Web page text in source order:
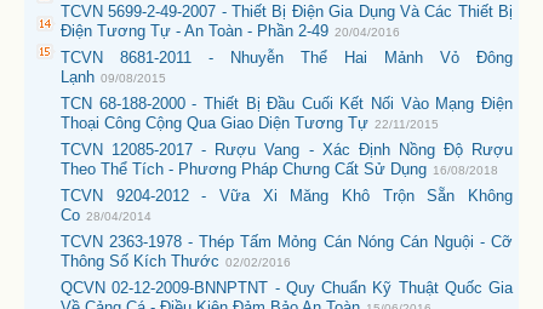
TCVN 5699-2-49-2007 - Thiết Bị Điện Gia Dụng Và Các Thiết Bị
Điện Tương Tự - An Toàn - Phần 2-49 20/04/2016
TCVN 8681-2011 - Nhuyễn Thể Hai Mảnh Vỏ Đông
Lạnh 09/08/2015
TCN 68-188-2000 - Thiết Bị Đầu Cuối Kết Nối Vào Mạng Điện
Thoại Công Cộng Qua Giao Diện Tương Tự 22/11/2015
TCVN 12085-2017 - Rượu Vang - Xác Định Nồng Độ Rượu
Theo Thể Tích - Phương Pháp Chưng Cất Sử Dụng 16/08/2018
TCVN 9204-2012 - Vữa Xi Măng Khô Trộn Sẵn Không
Co 28/04/2014
TCVN 2363-1978 - Thép Tấm Mỏng Cán Nóng Cán Nguội - Cỡ
Thông Số Kích Thước 02/02/2016
QCVN 02-12-2009-BNNPTNT - Quy Chuẩn Kỹ Thuật Quốc Gia